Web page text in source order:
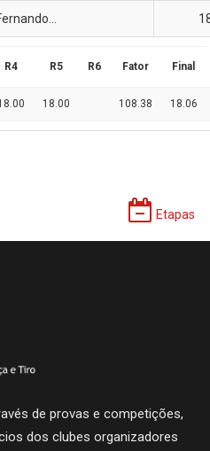
R4 R5 R6 Fator Final
18.00 108.38 18.06
Etapas
de provas e competições,
dos clubes organizadores